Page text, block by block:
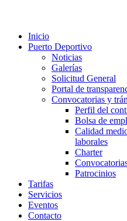
Inicio
Puerto Deportivo
Noticias
Galerías
Solicitud General
Portal de
Convocatorias y
Perfil del
Bolsa de
Calidad
laborales
Charter
Patrocinios
Tarifas
Servicios
Eventos
Contacto